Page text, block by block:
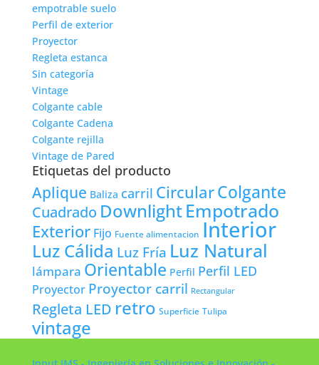
empotrable suelo
Perfil de exterior
Proyector
Regleta estanca
Sin categoría
Vintage
Colgante cable
Colgante Cadena
Colgante rejilla
Vintage de Pared
Etiquetas del producto
Aplique Baliza carril CircularColgante
Cuadrado DownlightEmpotrado
Exterior Fijo Fuente alimentacion Interior
Luz Cálida Luz Fría Luz Natural
lámpara Orientable Perfil Perfil LED
Proyector Proyector carril Rectangular
Regleta LED retro Superficie Tulipa
vintage